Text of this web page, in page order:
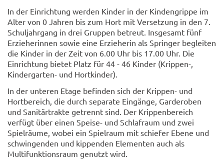
In der Einrichtung werden Kinder in der Kindengrippe im
Alter von 0 Jahren bis zum Hort mit Versetzung in den 7.
Schuljahrgang in drei Gruppen betreut. Insgesamt fünf
Erzieherinnen sowie eine Erzieherin als Springer begleiten
die Kinder in der Zeit von 6.00 Uhr bis 17.00 Uhr. Die
Einrichtung bietet Platz für 44 - 46 Kinder (Krippen-,
Kindergarten- und Hortkinder).
In der unteren Etage befinden sich der Krippen- und
Hortbereich, die durch separate Eingänge, Garderoben
und Sanitärtrakte getrennt sind. Der Krippenbereich
verfügt über einen Speise- und Schlafraum und zwei
Spielräume, wobei ein Spielraum mit schiefer Ebene und
schwingenden und kippenden Elementen auch als
Multifunktionsraum genutzt wird.